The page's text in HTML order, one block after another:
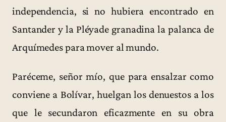
independencia, si no hubiera encontrado en
Santander y la Pléyade granadina la palanca de
Arquímedes para mover al mundo.
Paréceme, señor mío, que para ensalzar como
conviene a Bolívar, huelgan los denuestos a los
que le secundaron eficazmente en su obra